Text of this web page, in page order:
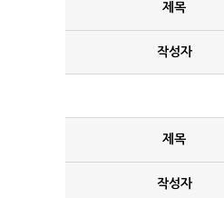
제목
작성자
제목
작성자